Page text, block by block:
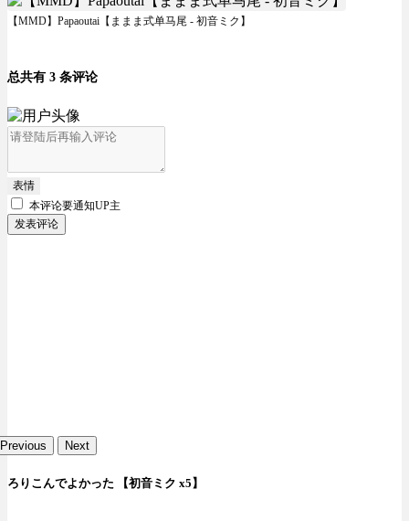
【MMD】Papaoutai【ままま式单马尾 - 初音ミク】
总共有 3 条评论
表情
本评论要通知UP主
发表评论
Previous Next
ろりこんでよかった 【初音ミク x5】